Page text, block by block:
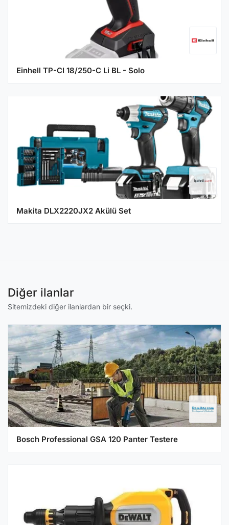
Einhell TP-CI 18/250-C Li BL - Solo
Makita DLX2220JX2 Akülü Set
Diğer ilanlar
Sitemizdeki diğer ilanlardan bir seçki.
Bosch Professional GSA 120 Panter Testere